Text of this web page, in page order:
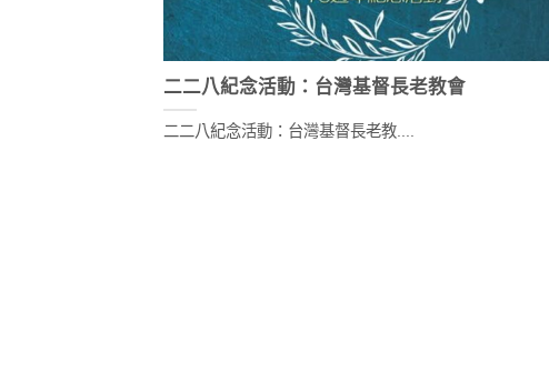
二二八紀念活動：台灣基督長老教會
二二八紀念活動：台灣基督長老教....